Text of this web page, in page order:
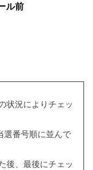
ル前
状況によりチェッ
選番号順に並んで
後、最後にチェッ